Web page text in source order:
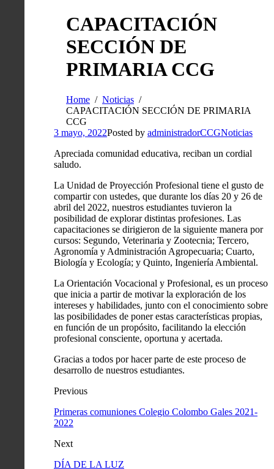
CAPACITACIÓN
SECCIÓN DE
PRIMARIA CCG
Home
Noticias
CAPACITACIÓN SECCIÓN DE PRIMARIA
CCG
3 mayo, 2022Posted by administradorCCGNoticias
Apreciada comunidad educativa, reciban un cordial
saludo.
La Unidad de Proyección Profesional tiene el gusto de
compartir con ustedes, que durante los días 20 y 26 de
abril del 2022, nuestros estudiantes tuvieron la
posibilidad de explorar distintas profesiones. Las
capacitaciones se dirigieron de la siguiente manera por
cursos: Segundo, Veterinaria y Zootecnia; Tercero,
Agronomía y Administración Agropecuaria; Cuarto,
Biología y Ecología; y Quinto, Ingeniería Ambiental.
La Orientación Vocacional y Profesional, es un proceso
que inicia a partir de motivar la exploración de los
intereses y habilidades, junto con el conocimiento sobre
las posibilidades de poner estas características propias,
en función de un propósito, facilitando la elección
profesional consciente, oportuna y acertada.
Gracias a todos por hacer parte de este proceso de
desarrollo de nuestros estudiantes.
Previous
Primeras comuniones Colegio Colombo Gales 2021-
2022
Next
DÍA DE LA LUZ